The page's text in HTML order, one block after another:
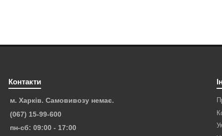
Контакти
м. Харків. Самовивозу немає.
(067) 15-99-600
пн-сб: 09:00 - 17:00